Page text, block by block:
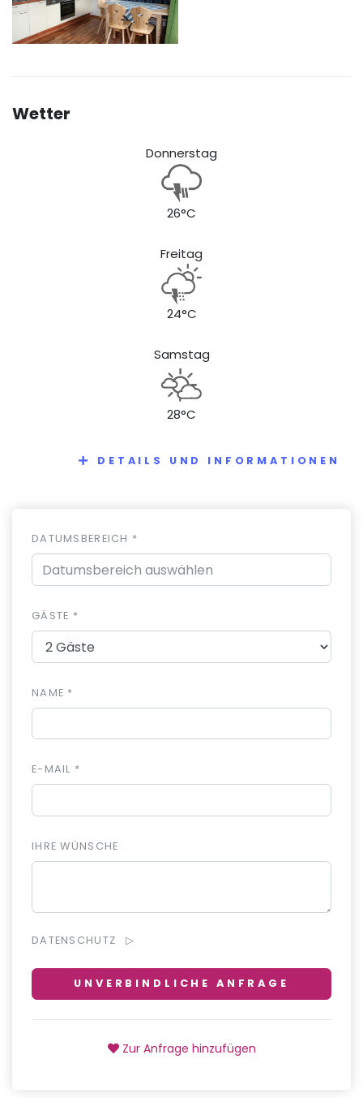
Wetter
Donnerstag
26°C
Freitag
24°C
Samstag
28°C
DETAILS UND INFORMATIONEN
DATUMSBEREICH *
GÄSTE *
NAME *
E-MAIL *
IHRE WÜNSCHE
DATENSCHUTZ
UNVERBINDLICHE ANFRAGE
Zur Anfrage hinzufügen